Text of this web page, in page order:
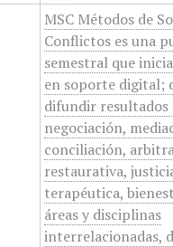
MSC Métodos de
Conflictos es una
semestral que
en soporte digital;
difundir resultados
negociación,
conciliación,
restaurativa,
terapéutica,
áreas y disciplinas
interrelacionadas,